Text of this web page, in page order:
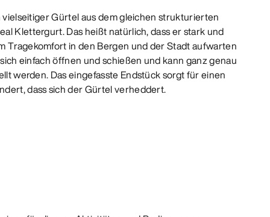
vielseitiger Gürtel aus dem gleichen strukturierten
Klettergurt. Das heißt natürlich, dass er stark und
Tragekomfort in den Bergen und der Stadt aufwarten
einfach öffnen und schießen und kann ganz genau
werden. Das eingefasste Endstück sorgt für einen
dass sich der Gürtel verheddert.